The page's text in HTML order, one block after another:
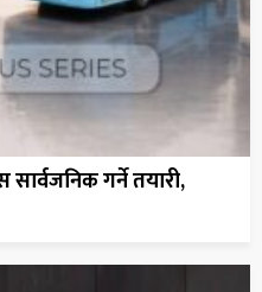
गर्ने तयारी,